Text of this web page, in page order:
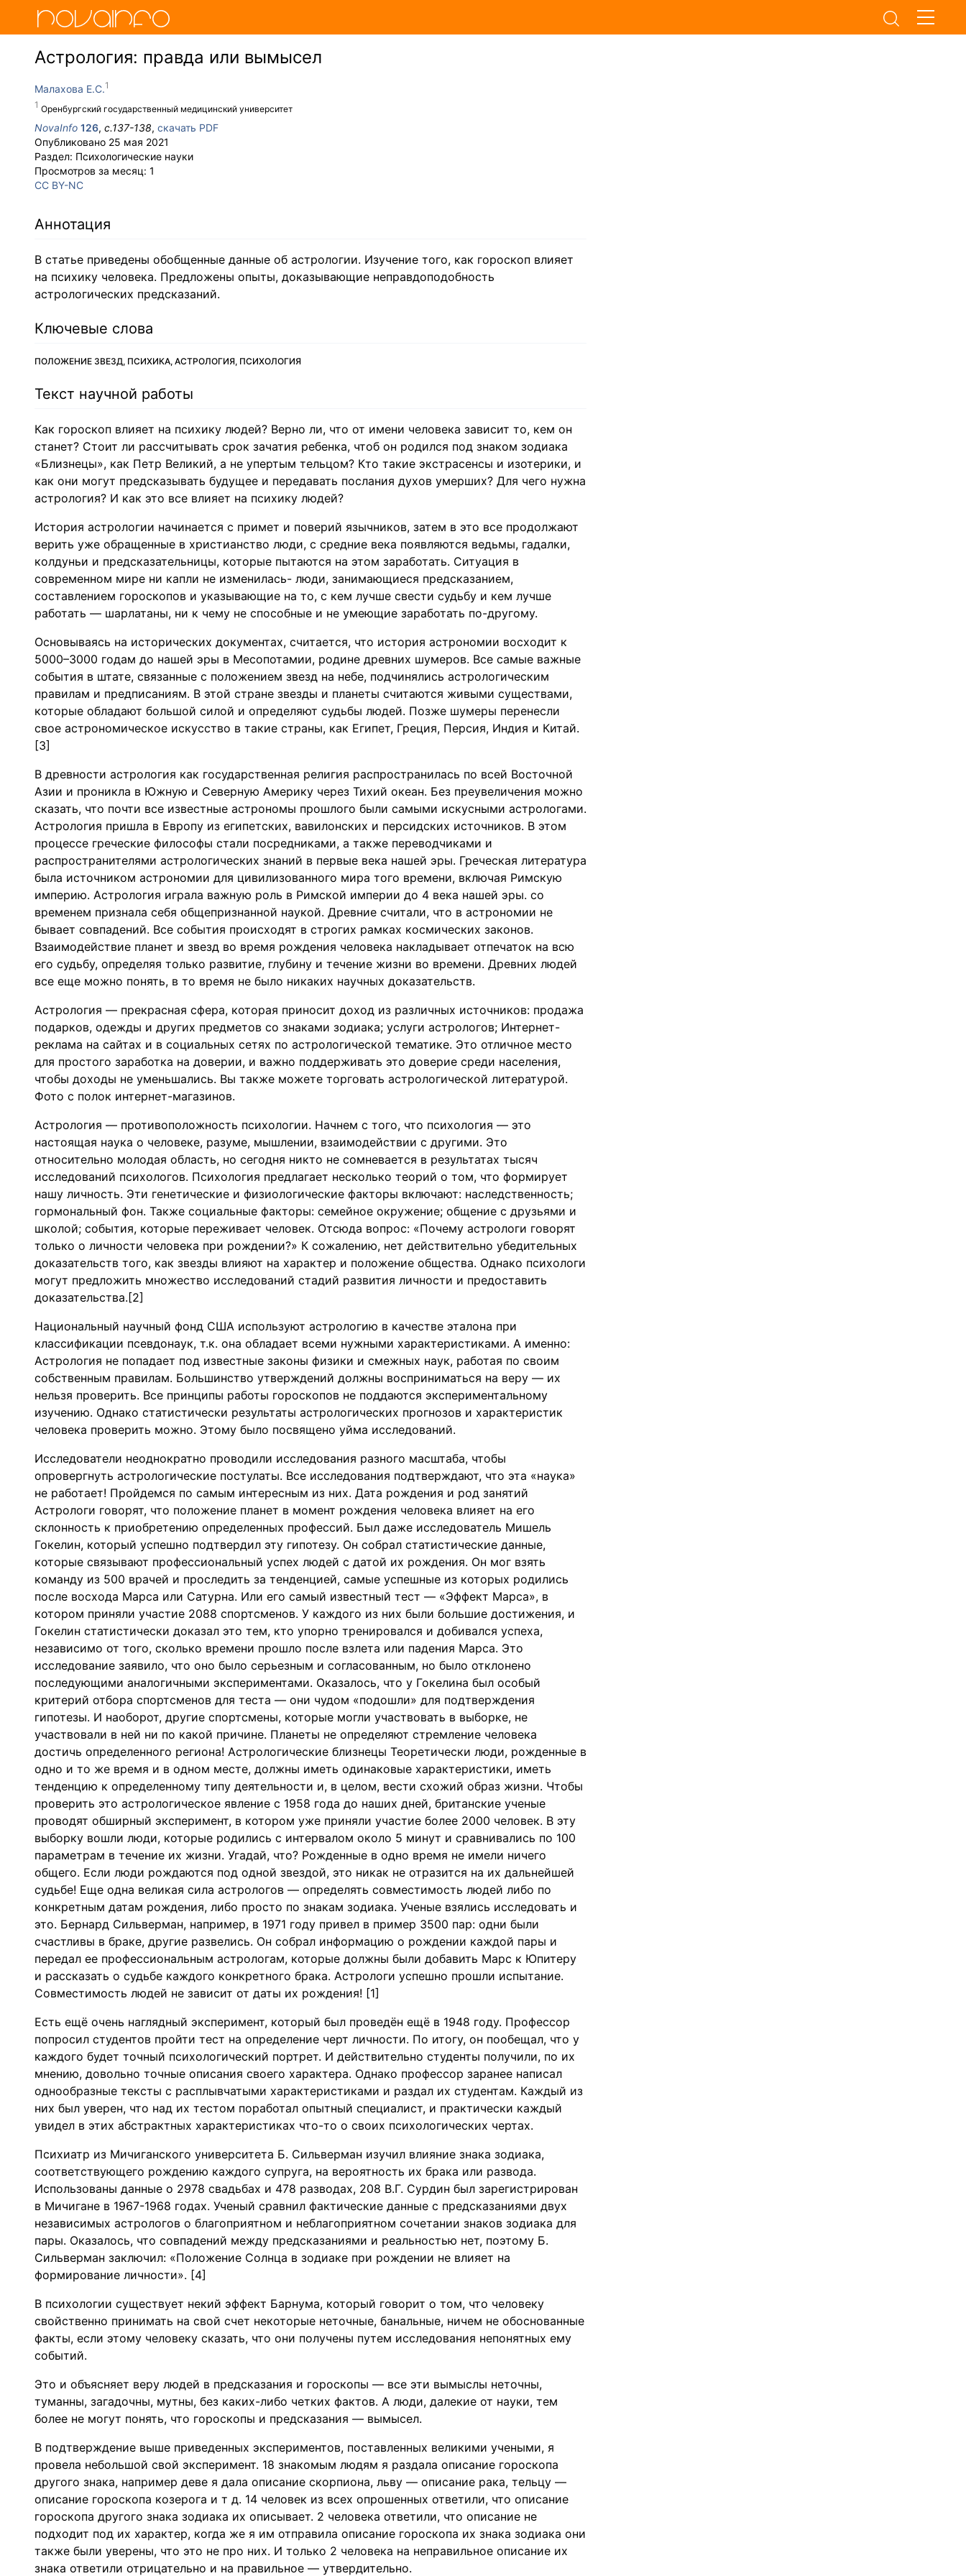
Астрология: правда или вымысел
Малахова Е.С.
Оренбургский государственный медицинский университет
NovaInfo 126, с.137-138, скачать PDF
Опубликовано 25 мая 2021
Раздел: Психологические науки
Просмотров за месяц: 1
CC BY-NC
Аннотация
В статье приведены обобщенные данные об астрологии. Изучение того, как гороскоп влияет
на психику человека. Предложены опыты, доказывающие неправдоподобность
астрологических предсказаний.
Ключевые слова
ПОЛОЖЕНИЕ ЗВЕЗД, ПСИХИКА, АСТРОЛОГИЯ, ПСИХОЛОГИЯ
Текст научной работы
Как гороскоп влияет на психику людей? Верно ли, что от имени человека зависит то, кем он
станет? Стоит ли рассчитывать срок зачатия ребенка, чтоб он родился под знаком зодиака
«Близнецы», как Петр Великий, а не упертым тельцом? Кто такие экстрасенсы и изотерики, и
как они могут предсказывать будущее и передавать послания духов умерших? Для чего нужна
астрология? И как это все влияет на психику людей?
История астрологии начинается с примет и поверий язычников, затем в это все продолжают
верить уже обращенные в христианство люди, с средние века появляются ведьмы, гадалки,
колдуньи и предсказательницы, которые пытаются на этом заработать. Ситуация в
современном мире ни капли не изменилась- люди, занимающиеся предсказанием,
составлением гороскопов и указывающие на то, с кем лучше свести судьбу и кем лучше
работать — шарлатаны, ни к чему не способные и не умеющие заработать по-другому.
Основываясь на исторических документах, считается, что история астрономии восходит к
5000–3000 годам до нашей эры в Месопотамии, родине древних шумеров. Все самые важные
события в штате, связанные с положением звезд на небе, подчинялись астрологическим
правилам и предписаниям. В этой стране звезды и планеты считаются живыми существами,
которые обладают большой силой и определяют судьбы людей. Позже шумеры перенесли
свое астрономическое искусство в такие страны, как Египет, Греция, Персия, Индия и Китай.
[3]
В древности астрология как государственная религия распространилась по всей Восточной
Азии и проникла в Южную и Северную Америку через Тихий океан. Без преувеличения можно
сказать, что почти все известные астрономы прошлого были самыми искусными астрологами.
Астрология пришла в Европу из египетских, вавилонских и персидских источников. В этом
процессе греческие философы стали посредниками, а также переводчиками и
распространителями астрологических знаний в первые века нашей эры. Греческая литература
была источником астрономии для цивилизованного мира того времени, включая Римскую
империю. Астрология играла важную роль в Римской империи до 4 века нашей эры. со
временем признала себя общепризнанной наукой. Древние считали, что в астрономии не
бывает совпадений. Все события происходят в строгих рамках космических законов.
Взаимодействие планет и звезд во время рождения человека накладывает отпечаток на всю
его судьбу, определяя только развитие, глубину и течение жизни во времени. Древних людей
все еще можно понять, в то время не было никаких научных доказательств.
Астрология — прекрасная сфера, которая приносит доход из различных источников: продажа
подарков, одежды и других предметов со знаками зодиака; услуги астрологов; Интернет-
реклама на сайтах и в социальных сетях по астрологической тематике. Это отличное место
для простого заработка на доверии, и важно поддерживать это доверие среди населения,
чтобы доходы не уменьшались. Вы также можете торговать астрологической литературой.
Фото с полок интернет-магазинов.
Астрология — противоположность психологии. Начнем с того, что психология — это
настоящая наука о человеке, разуме, мышлении, взаимодействии с другими. Это
относительно молодая область, но сегодня никто не сомневается в результатах тысяч
исследований психологов. Психология предлагает несколько теорий о том, что формирует
нашу личность. Эти генетические и физиологические факторы включают: наследственность;
гормональный фон. Также социальные факторы: семейное окружение; общение с друзьями и
школой; события, которые переживает человек. Отсюда вопрос: «Почему астрологи говорят
только о личности человека при рождении?» К сожалению, нет действительно убедительных
доказательств того, как звезды влияют на характер и положение общества. Однако психологи
могут предложить множество исследований стадий развития личности и предоставить
доказательства.[2]
Национальный научный фонд США используют астрологию в качестве эталона при
классификации псевдонаук, т.к. она обладает всеми нужными характеристиками. А именно:
Астрология не попадает под известные законы физики и смежных наук, работая по своим
собственным правилам. Большинство утверждений должны восприниматься на веру — их
нельзя проверить. Все принципы работы гороскопов не поддаются экспериментальному
изучению. Однако статистически результаты астрологических прогнозов и характеристик
человека проверить можно. Этому было посвящено уйма исследований.
Исследователи неоднократно проводили исследования разного масштаба, чтобы
опровергнуть астрологические постулаты. Все исследования подтверждают, что эта «наука»
не работает! Пройдемся по самым интересным из них. Дата рождения и род занятий
Астрологи говорят, что положение планет в момент рождения человека влияет на его
склонность к приобретению определенных профессий. Был даже исследователь Мишель
Гокелин, который успешно подтвердил эту гипотезу. Он собрал статистические данные,
которые связывают профессиональный успех людей с датой их рождения. Он мог взять
команду из 500 врачей и проследить за тенденцией, самые успешные из которых родились
после восхода Марса или Сатурна. Или его самый известный тест — «Эффект Марса», в
котором приняли участие 2088 спортсменов. У каждого из них были большие достижения, и
Гокелин статистически доказал это тем, кто упорно тренировался и добивался успеха,
независимо от того, сколько времени прошло после взлета или падения Марса. Это
исследование заявило, что оно было серьезным и согласованным, но было отклонено
последующими аналогичными экспериментами. Оказалось, что у Гокелина был особый
критерий отбора спортсменов для теста — они чудом «подошли» для подтверждения
гипотезы. И наоборот, другие спортсмены, которые могли участвовать в выборке, не
участвовали в ней ни по какой причине. Планеты не определяют стремление человека
достичь определенного региона! Астрологические близнецы Теоретически люди, рожденные в
одно и то же время и в одном месте, должны иметь одинаковые характеристики, иметь
тенденцию к определенному типу деятельности и, в целом, вести схожий образ жизни. Чтобы
проверить это астрологическое явление с 1958 года до наших дней, британские ученые
проводят обширный эксперимент, в котором уже приняли участие более 2000 человек. В эту
выборку вошли люди, которые родились с интервалом около 5 минут и сравнивались по 100
параметрам в течение их жизни. Угадай, что? Рожденные в одно время не имели ничего
общего. Если люди рождаются под одной звездой, это никак не отразится на их дальнейшей
судьбе! Еще одна великая сила астрологов — определять совместимость людей либо по
конкретным датам рождения, либо просто по знакам зодиака. Ученые взялись исследовать и
это. Бернард Сильверман, например, в 1971 году привел в пример 3500 пар: одни были
счастливы в браке, другие развелись. Он собрал информацию о рождении каждой пары и
передал ее профессиональным астрологам, которые должны были добавить Марс к Юпитеру
и рассказать о судьбе каждого конкретного брака. Астрологи успешно прошли испытание.
Совместимость людей не зависит от даты их рождения! [1]
Есть ещё очень наглядный эксперимент, который был проведён ещё в 1948 году. Профессор
попросил студентов пройти тест на определение черт личности. По итогу, он пообещал, что у
каждого будет точный психологический портрет. И действительно студенты получили, по их
мнению, довольно точные описания своего характера. Однако профессор заранее написал
однообразные тексты с расплывчатыми характеристиками и раздал их студентам. Каждый из
них был уверен, что над их тестом поработал опытный специалист, и практически каждый
увидел в этих абстрактных характеристиках что-то о своих психологических чертах.
Психиатр из Мичиганского университета Б. Сильверман изучил влияние знака зодиака,
соответствующего рождению каждого супруга, на вероятность их брака или развода.
Использованы данные о 2978 свадьбах и 478 разводах, 208 В.Г. Сурдин был зарегистрирован
в Мичигане в 1967-1968 годах. Ученый сравнил фактические данные с предсказаниями двух
независимых астрологов о благоприятном и неблагоприятном сочетании знаков зодиака для
пары. Оказалось, что совпадений между предсказаниями и реальностью нет, поэтому Б.
Сильверман заключил: «Положение Солнца в зодиаке при рождении не влияет на
формирование личности». [4]
В психологии существует некий эффект Барнума, который говорит о том, что человеку
свойственно принимать на свой счет некоторые неточные, банальные, ничем не обоснованные
факты, если этому человеку сказать, что они получены путем исследования непонятных ему
событий.
Это и объясняет веру людей в предсказания и гороскопы — все эти вымыслы неточны,
туманны, загадочны, мутны, без каких-либо четких фактов. А люди, далекие от науки, тем
более не могут понять, что гороскопы и предсказания — вымысел.
В подтверждение выше приведенных экспериментов, поставленных великими учеными, я
провела небольшой свой эксперимент. 18 знакомым людям я раздала описание гороскопа
другого знака, например деве я дала описание скорпиона, льву — описание рака, тельцу —
описание гороскопа козерога и т д. 14 человек из всех опрошенных ответили, что описание
гороскопа другого знака зодиака их описывает. 2 человека ответили, что описание не
подходит под их характер, когда же я им отправила описание гороскопа их знака зодиака они
также были уверены, что это не про них. И только 2 человека на неправильное описание их
знака ответили отрицательно и на правильное — утвердительно.